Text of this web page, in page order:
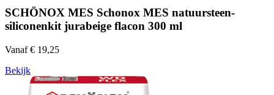
SCHÖNOX MES Schonox MES natuursteen-
siliconenkit jurabeige flacon 300 ml
Vanaf € 19,25
Bekijk